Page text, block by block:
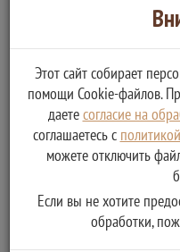
«Об утверждении Правил
от 22 декабря 2012
Регистрационный номер:
№ 1376
Источник официального
«О развитии сельского
Этот сайт собирает
помощи Cookie-файлов.
даетесогласие на
соглашаетесь с
можете отключить
Если вы не хотите
обработки,